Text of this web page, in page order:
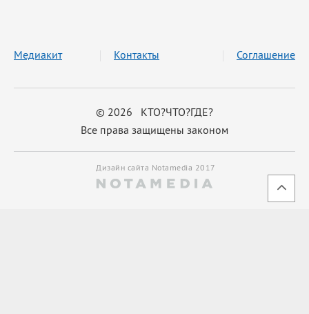
© 2026 КТО?ЧТО?ГДЕ?
Все права защищены законом
Медиакит Контакты Соглашение
Дизайн сайта Notamedia 2017